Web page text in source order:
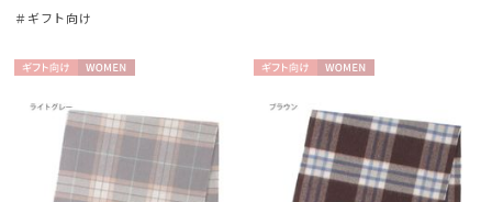
＃ギフト向け
向け
N
向け
N